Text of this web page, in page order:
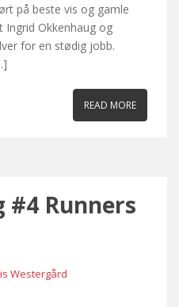
på beste vis og gamle
Ingrid Okkenhaug og
for en stødig jobb.
READ MORE
Runners
Westergård